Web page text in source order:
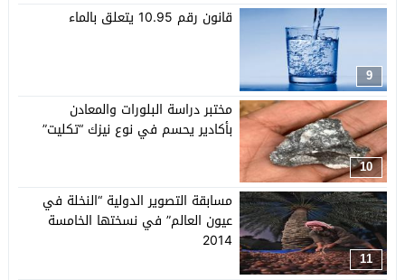
9
قانون رقم 10.95 يتعلق بالماء
10
مختبر دراسة البلورات والمعادن
بأكادير يحسم في نوع نيزك “تكليت”
11
مسابقة التصوير الدولية “النخلة في
عيون العالم” في نسختها الخامسة
2014